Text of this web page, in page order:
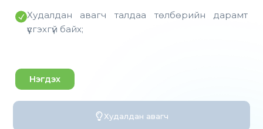
Худалдан авагч
Худалдан авагч талдаа төлбөрийн дарамт
үүсгэхгүй байх;
Нэгдэх